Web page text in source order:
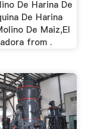
De Harina De
De Harina
De Maiz,El
from .